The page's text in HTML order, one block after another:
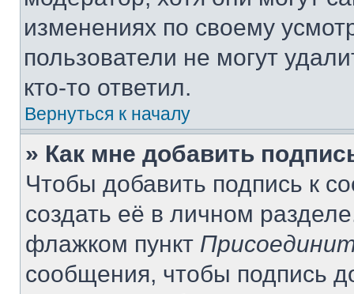
изменениях по своему
пользователи не могут
кто-то ответил.
Вернуться к началу
» Как мне добавить
Чтобы добавить подпись к
создать её в личном
флажком пункт
сообщения, чтобы подпись